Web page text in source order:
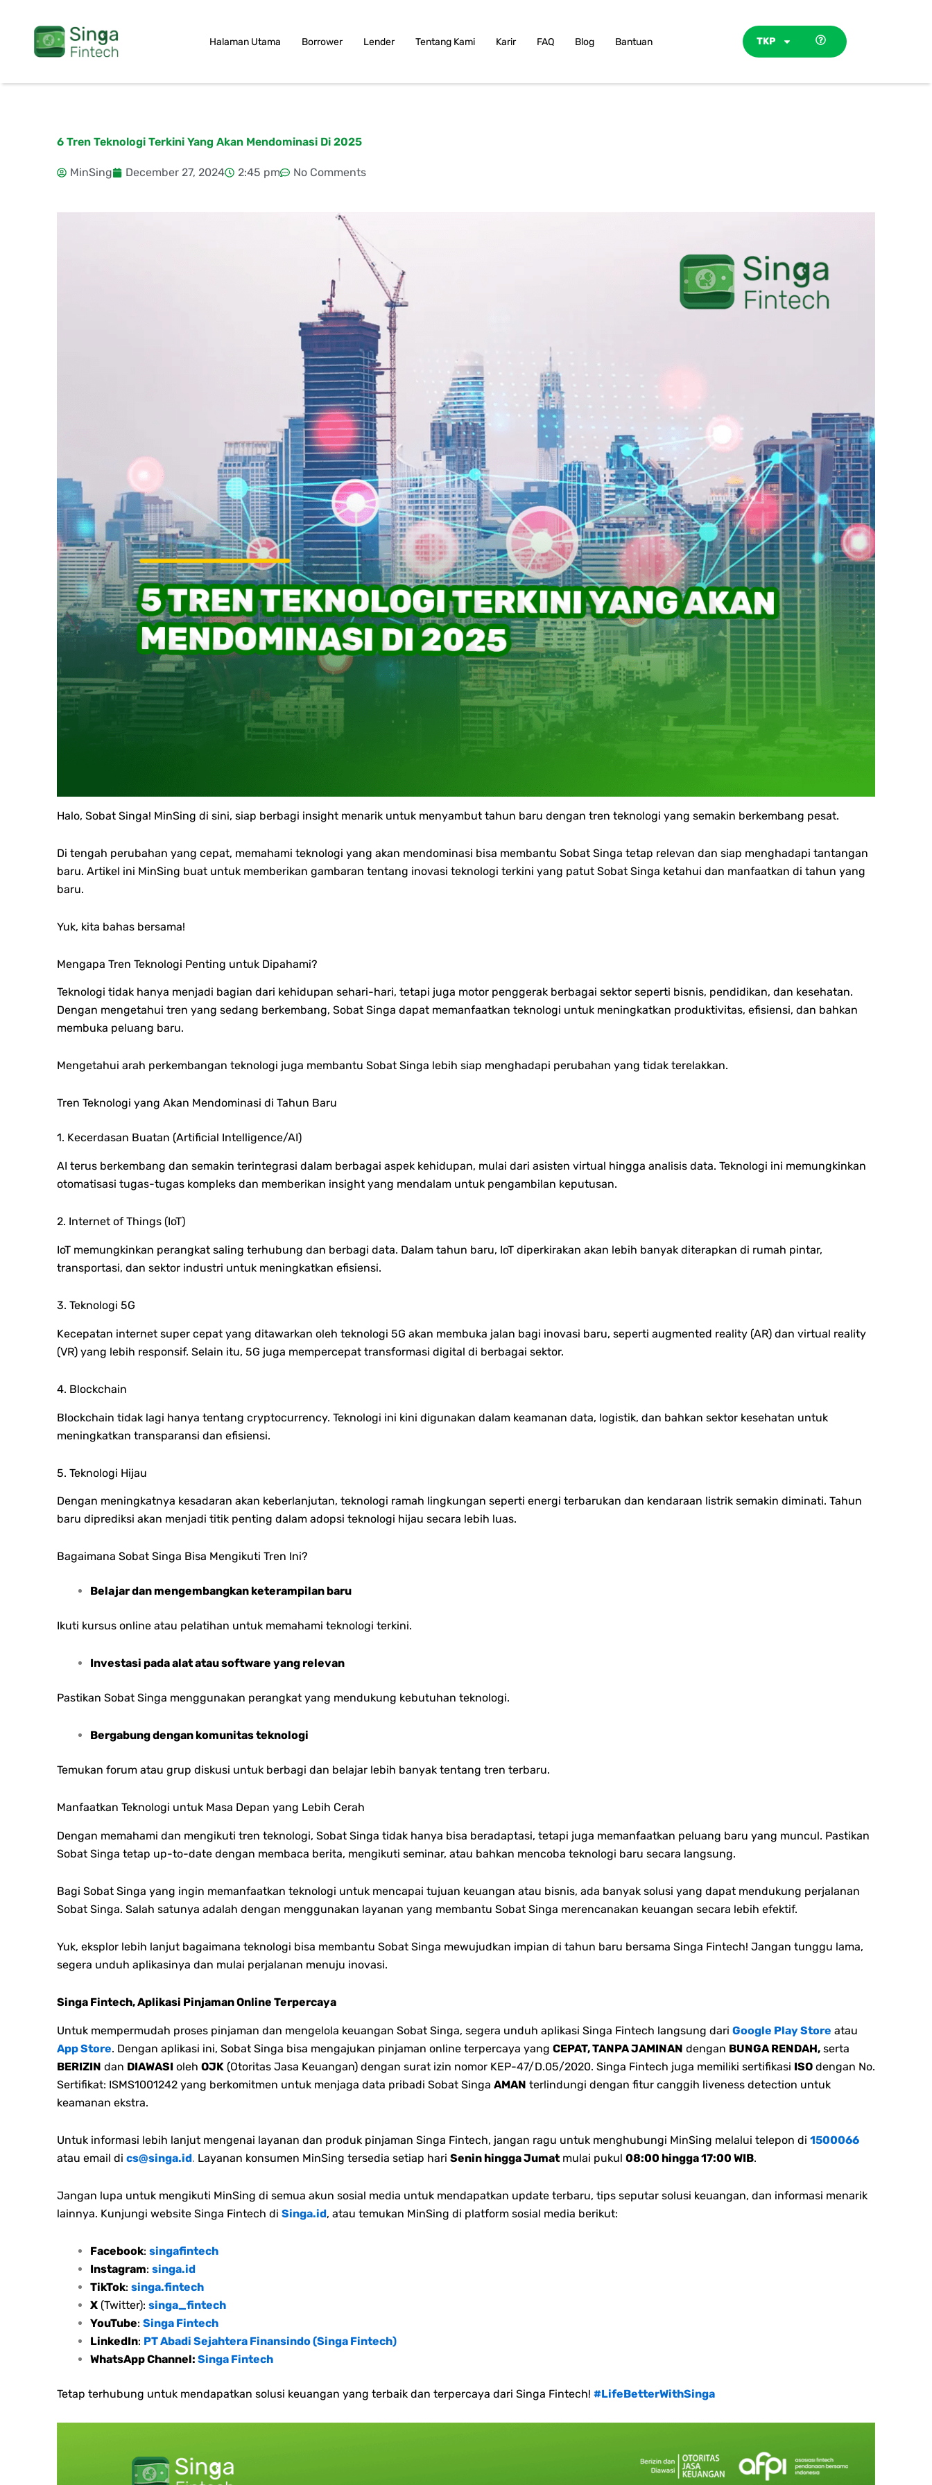
content
Halaman Utama Borrower Lender Tentang Kami Karir FAQ Blog Bantuan TKP
6 Tren Teknologi Terkini Yang Akan Mendominasi Di 2025
MinSing December 27, 2024 2:45 pm No Comments
Halo, Sobat Singa! MinSing di sini, siap berbagi insight menarik untuk menyambut tahun baru dengan tren teknologi yang semakin berkembang pesat.
Di tengah perubahan yang cepat, memahami teknologi yang akan mendominasi bisa membantu Sobat Singa tetap relevan dan siap menghadapi tantangan
baru. Artikel ini MinSing buat untuk memberikan gambaran tentang inovasi teknologi terkini yang patut Sobat Singa ketahui dan manfaatkan di tahun yang
baru.
Yuk, kita bahas bersama!
Mengapa Tren Teknologi Penting untuk Dipahami?
Teknologi tidak hanya menjadi bagian dari kehidupan sehari-hari, tetapi juga motor penggerak berbagai sektor seperti bisnis, pendidikan, dan kesehatan.
Dengan mengetahui tren yang sedang berkembang, Sobat Singa dapat memanfaatkan teknologi untuk meningkatkan produktivitas, efisiensi, dan bahkan
membuka peluang baru.
Mengetahui arah perkembangan teknologi juga membantu Sobat Singa lebih siap menghadapi perubahan yang tidak terelakkan.
Tren Teknologi yang Akan Mendominasi di Tahun Baru
1. Kecerdasan Buatan (Artificial Intelligence/AI)
AI terus berkembang dan semakin terintegrasi dalam berbagai aspek kehidupan, mulai dari asisten virtual hingga analisis data. Teknologi ini memungkinkan
otomatisasi tugas-tugas kompleks dan memberikan insight yang mendalam untuk pengambilan keputusan.
2. Internet of Things (IoT)
IoT memungkinkan perangkat saling terhubung dan berbagi data. Dalam tahun baru, IoT diperkirakan akan lebih banyak diterapkan di rumah pintar,
transportasi, dan sektor industri untuk meningkatkan efisiensi.
3. Teknologi 5G
Kecepatan internet super cepat yang ditawarkan oleh teknologi 5G akan membuka jalan bagi inovasi baru, seperti augmented reality (AR) dan virtual reality
(VR) yang lebih responsif. Selain itu, 5G juga mempercepat transformasi digital di berbagai sektor.
4. Blockchain
Blockchain tidak lagi hanya tentang cryptocurrency. Teknologi ini kini digunakan dalam keamanan data, logistik, dan bahkan sektor kesehatan untuk
meningkatkan transparansi dan efisiensi.
5. Teknologi Hijau
Dengan meningkatnya kesadaran akan keberlanjutan, teknologi ramah lingkungan seperti energi terbarukan dan kendaraan listrik semakin diminati. Tahun
baru diprediksi akan menjadi titik penting dalam adopsi teknologi hijau secara lebih luas.
Bagaimana Sobat Singa Bisa Mengikuti Tren Ini?
Belajar dan mengembangkan keterampilan baru
Ikuti kursus online atau pelatihan untuk memahami teknologi terkini.
Investasi pada alat atau software yang relevan
Pastikan Sobat Singa menggunakan perangkat yang mendukung kebutuhan teknologi.
Bergabung dengan komunitas teknologi
Temukan forum atau grup diskusi untuk berbagi dan belajar lebih banyak tentang tren terbaru.
Manfaatkan Teknologi untuk Masa Depan yang Lebih Cerah
Dengan memahami dan mengikuti tren teknologi, Sobat Singa tidak hanya bisa beradaptasi, tetapi juga memanfaatkan peluang baru yang muncul. Pastikan
Sobat Singa tetap up-to-date dengan membaca berita, mengikuti seminar, atau bahkan mencoba teknologi baru secara langsung.
Bagi Sobat Singa yang ingin memanfaatkan teknologi untuk mencapai tujuan keuangan atau bisnis, ada banyak solusi yang dapat mendukung perjalanan
Sobat Singa. Salah satunya adalah dengan menggunakan layanan yang membantu Sobat Singa merencanakan keuangan secara lebih efektif.
Yuk, eksplor lebih lanjut bagaimana teknologi bisa membantu Sobat Singa mewujudkan impian di tahun baru bersama Singa Fintech! Jangan tunggu lama,
segera unduh aplikasinya dan mulai perjalanan menuju inovasi.
Singa Fintech, Aplikasi Pinjaman Online Terpercaya
Untuk mempermudah proses pinjaman dan mengelola keuangan Sobat Singa, segera unduh aplikasi Singa Fintech langsung dari Google Play Store atau
App Store. Dengan aplikasi ini, Sobat Singa bisa mengajukan pinjaman online terpercaya yang CEPAT, TANPA JAMINAN dengan BUNGA RENDAH, serta
BERIZIN dan DIAWASI oleh OJK (Otoritas Jasa Keuangan) dengan surat izin nomor KEP-47/D.05/2020. Singa Fintech juga memiliki sertifikasi ISO dengan No.
Sertifikat: ISMS1001242 yang berkomitmen untuk menjaga data pribadi Sobat Singa AMAN terlindungi dengan fitur canggih liveness detection untuk
keamanan ekstra.
Untuk informasi lebih lanjut mengenai layanan dan produk pinjaman Singa Fintech, jangan ragu untuk menghubungi MinSing melalui telepon di 1500066
atau email di cs@singa.id. Layanan konsumen MinSing tersedia setiap hari Senin hingga Jumat mulai pukul 08:00 hingga 17:00 WIB.
Jangan lupa untuk mengikuti MinSing di semua akun sosial media untuk mendapatkan update terbaru, tips seputar solusi keuangan, dan informasi menarik
lainnya. Kunjungi website Singa Fintech di Singa.id, atau temukan MinSing di platform sosial media berikut:
Facebook: singafintech
Instagram: singa.id
TikTok: singa.fintech
X (Twitter): singa_fintech
YouTube: Singa Fintech
LinkedIn: PT Abadi Sejahtera Finansindo (Singa Fintech)
WhatsApp Channel: Singa Fintech
Tetap terhubung untuk mendapatkan solusi keuangan yang terbaik dan terpercaya dari Singa Fintech! #LifeBetterWithSinga